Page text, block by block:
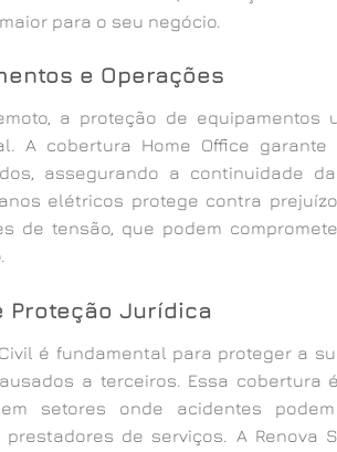
para o seu negócio.
e Operações
a proteção de equipamentos
A cobertura Home Office
assegurando a continuidade
elétricos protege contra
de tensão, que podem
Proteção Jurídica
é fundamental para proteger a
a terceiros. Essa cobertura
setores onde acidentes
de serviços. A Renova